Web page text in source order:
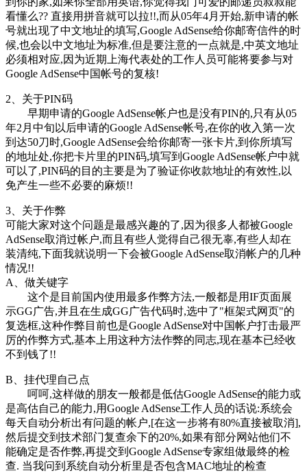
看懂么?? 直接用拼音就可以拉!!,而从05年4月开始,新申请的帐
号就出现了中文地址的填写,Google AdSense给你邮寄信件的时
候,也会以中文地址为标准,但是要注意的一点就是,中英文地址
必须相对应,因为近期上海代表处的工作人员可能将要参与对
Google AdSense中国帐号的复核!
2、关于PIN码
早期申请的Google AdSense帐户也是没有PIN的,只有从05
年2月中旬以后申请的Google AdSense帐号,在你的收入第一次
到达50刀时,Google AdSense会给你邮寄一张卡片,到你所填写
的地址处,你把卡片里的PIN码,填写到Google AdSense帐户中就
可以了,PIN码的目的主要是为了验证你收款地址的有效性,以
免产生一些不必要的麻烦!!
3、关于作弊
可能大家对这个问题是最感兴趣的了,因为很多人都被Google
AdSense取消过帐户,而且有些人觉得自己很无辜,有些人却在
装清纯,下面我就说明一下会被Google AdSense取消帐户的几种
情况!!
A、做关键字
这个是目前国内使用最多作弊方法,一般都是用IF页面展
示GG广告,并且在生成GG广告代码时,选中了"框架式网页"的
复选框,这种作弊目前也是Google AdSense对中国帐户打击最严
厉的作弊方式,基本上用这种方法作弊的同志,现在基本已经收
不到钱了!!
B、挂代理自己点
呵呵,这样做的朋友一般都是低估Google AdSense的能力或
是高估自己的能力,用Google AdSense工作人员的话说:系统会
每天自动分析出有问题的帐户,[在这一步将有80%直接被取消],
然后提交到技术部门复查余下的20%,如果有部分网站他们不
能确定是否作弊,再提交到Google AdSense专家组做最终的检
查. 当我问到系统自动分析里是否包含MAC地址的检查